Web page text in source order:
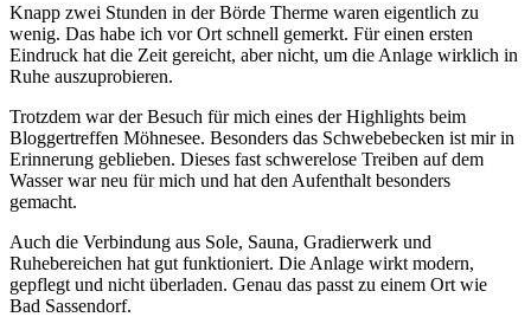
Knapp zwei Stunden in der Börde Therme waren eigentlich zu
wenig. Das habe ich vor Ort schnell gemerkt. Für einen ersten
Eindruck hat die Zeit gereicht, aber nicht, um die Anlage wirklich in
Ruhe auszuprobieren.
Trotzdem war der Besuch für mich eines der Highlights beim
Bloggertreffen Möhnesee. Besonders das Schwebebecken ist mir in
Erinnerung geblieben. Dieses fast schwerelose Treiben auf dem
Wasser war neu für mich und hat den Aufenthalt besonders
gemacht.
Auch die Verbindung aus Sole, Sauna, Gradierwerk und
Ruhebereichen hat gut funktioniert. Die Anlage wirkt modern,
gepflegt und nicht überladen. Genau das passt zu einem Ort wie
Bad Sassendorf.